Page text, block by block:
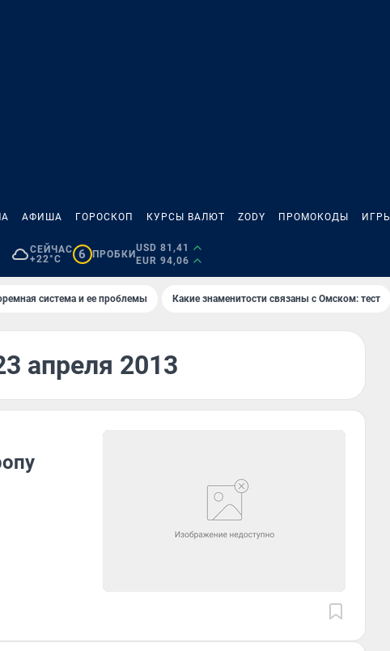
АФИША ГОРОСКОП КУРСЫ ВАЛЮТ ZODY ПРОМОКОДЫ ИГРЫ
СЕЙЧАС
+22°C
6 ПРОБКИ
USD 81,41
EUR 94,06
система и ее проблемы Какие знаменитости связаны с Омском: тест
апреля 2013